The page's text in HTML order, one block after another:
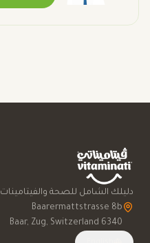
دليلك الشامل للصحة والفيتامينات
6340 Baar, Zug, Switzerland